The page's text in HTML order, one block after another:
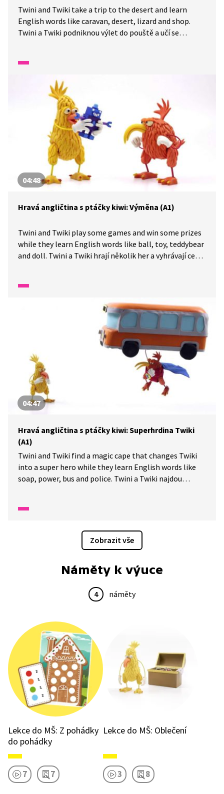
Twini and Twiki take a trip to the desert and learn
English words like caravan, desert, lizard and shop.
Twini a Twiki podniknou výlet do pouště a učí se
04:48
Hravá angličtina s ptáčky kiwi: Výměna (A1)
Twini and Twiki play some games and win some prizes
while they learn English words like ball, toy, teddybear
and doll. Twini a Twiki hrají několik her a vyhrávají ceny,
04:47
Hravá angličtina s ptáčky kiwi: Superhrdina Twiki
(A1)
Twini and Twiki find a magic cape that changes Twiki
into a super hero while they learn English words like
soap, power, bus and police. Twini a Twiki najdou
a policie.
Zobrazit vše
Náměty k výuce
4 náměty
Lekce do MŠ: Z pohádky
do pohádky
7 7
Lekce do MŠ: Oblečení
3 8